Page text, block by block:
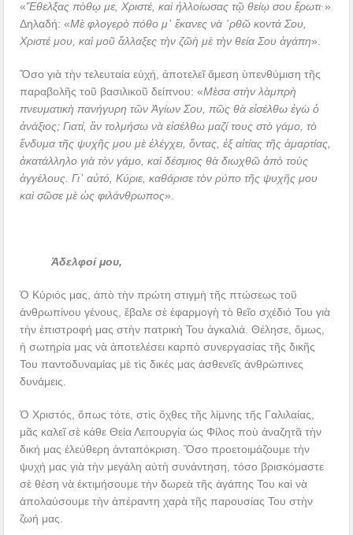
«Ἔθελξας πὸθῳ με, Χριστέ, καὶ ἠλλοίωσας τῷ θείῳ σου ἔρωτι·»
Δηλαδή: «Μὲ φλογερὸ πόθο μ᾿ ἔκανες νὰ ῾ρθῶ κοντά Σου,
Χριστέ μου, καὶ μοῦ ἄλλαξες τὴν ζῶὴ μὲ τὴν θεία Σου ἀγάπη».
Ὅσο γιὰ τὴν τελευταία εὐχή, ἀποτελεῖ ἄμεση ὑπενθύμιση τῆς
παραβολῆς τοῦ βασιλικοῦ δείπνου: «Μὲσα στὴν λὰμπρὴ
πνευματικὴ πανήγυρη τῶν Ἁγίων Σου, πῶς θὰ εἰσέλθω ἐγὼ ὁ
ἀνάξιος; Γιατί, ἂν τολμήσω νὰ εἰσέλθω μαζί τους στὸ γάμο, τὸ
ἔνδυμα τῆς ψυχῆς μου μὲ ἐλέγχει, ὄντας, ἐξ αἰτίας τῆς ἁμαρτίας,
ἀκατάλληλο γιὰ τὸν γάμο, καὶ δέσμιος θὰ διωχθῶ ἀπὸ τοὺς
ἀγγέλους. Γι᾿ αὐτό, Κύριε, καθάρισε τὸν ρύπο τῆς ψυχῆς μου
καὶ σῶσε μὲ ὡς φιλάνθρωπος».
Ἀδελφοί μου,
Ὁ Κύριός μας, ἀπὸ τὴν πρώτη στιγμὴ τῆς πτώσεως τοῦ
ἀνθρωπίνου γένους, ἔβαλε σὲ ἐφαρμογὴ τὸ θεῖο σχέδιό Του γιὰ
τὴν ἐπιστροφή μας στὴν πατρικὴ Του ἀγκαλιά. Θέλησε, ὅμως,
ἡ σωτηρία μας νὰ ἀποτελέσει καρπὸ συνεργασίας τῆς δικῆς
Του παντοδυναμίας μὲ τὶς δικές μας ἀσθενεῖς ἀνθρώπινες
δυνάμεις.
Ὁ Χριστός, ὅπως τότε, στὶς ὄχθες τῆς λίμνης τῆς Γαλιλαίας,
μᾶς καλεῖ σὲ κάθε Θεία Λειτουργία ὡς Φίλος ποὺ ἀναζητᾶ τὴν
δική μας ἐλεύθερη ἀνταπόκριση. Ὅσο προετοιμάζουμε τὴν
ψυχή μας γιὰ τὴν μεγάλη αὐτὴ συνάντηση, τόσο βρισκόμαστε
σὲ θέση νὰ ἐκτιμήσουμε τὴν δωρεὰ τῆς ἀγάπης Του καὶ νὰ
ἀπολαύσουμε τὴν ἀπέραντη χαρὰ τῆς παρουσίας Του στὴν
ζωή μας.